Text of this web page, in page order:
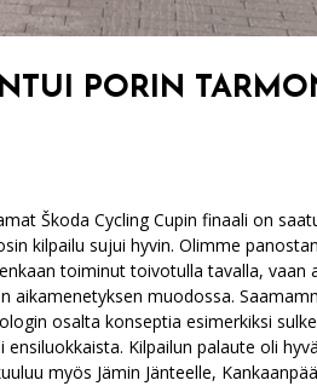
PORIN
Škoda Cycling Cupin finaali on
kilpailu sujui hyvin. Olimme
toiminut toivotulla tavalla, vaan
muodossa.
osalta konseptia esimerkiksi
Kilpailun palaute oli
myös Jämin Jänteelle,